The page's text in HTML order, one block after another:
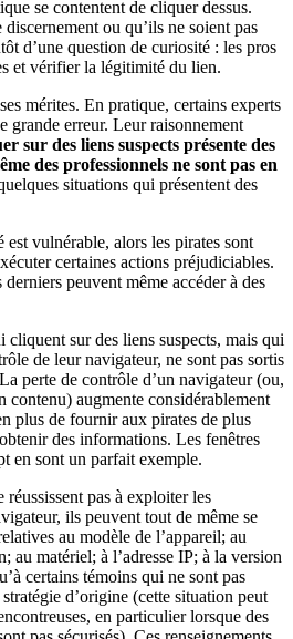
se contentent de cliquer dessus.
ou qu’ils ne soient pas
d’une question de curiosité : les pros
et vérifier la légitimité du lien.
mérites. En pratique, certains experts
grande erreur. Leur raisonnement
sur des liens suspects présente des
des professionnels ne sont pas en
situations qui présentent des
est vulnérable, alors les pirates sont
certaines actions préjudiciables.
derniers peuvent même accéder à des
sur des liens suspects, mais qui
de leur navigateur, ne sont pas sortis
perte de contrôle d’un navigateur (ou,
contenu) augmente considérablement
plus de fournir aux pirates de plus
des informations. Les fenêtres
en sont un parfait exemple.
réussissent pas à exploiter les
ils peuvent tout de même se
au modèle de l’appareil; au
au matériel; à l’adresse IP; à la version
certains témoins qui ne sont pas
d’origine (cette situation peut
en particulier lorsque des